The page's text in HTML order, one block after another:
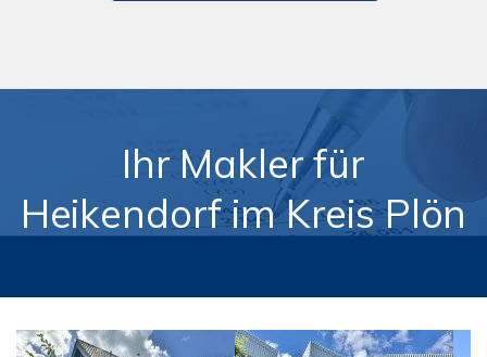
Ihr Makler für
Heikendorf im Kreis Plön